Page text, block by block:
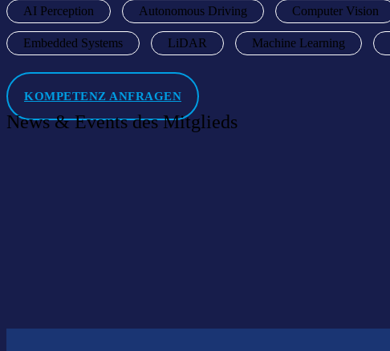
AI Perception Autonomous Driving Computer Vision
Embedded Systems LiDAR Machine Learning
KOMPETENZ ANFRAGEN
News & Events des Mitglieds